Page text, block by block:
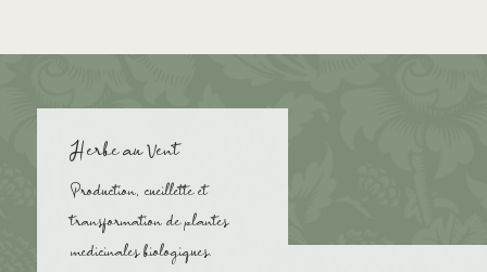
Herbe au Vent
Production, cueillette et
transformation de plantes
medicinales biologiques.